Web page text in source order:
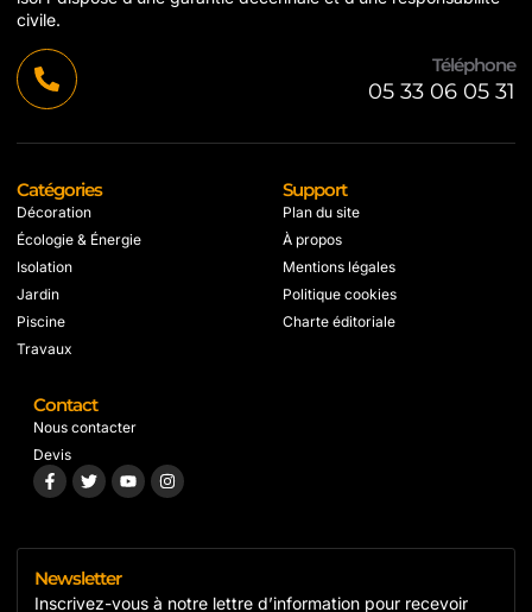
civile.
Téléphone
05 33 06 05 31
Catégories
Décoration
Écologie & Énergie
Isolation
Jardin
Piscine
Travaux
Support
Plan du site
À propos
Mentions légales
Politique cookies
Charte éditoriale
Contact
Nous contacter
Devis
Newsletter
Inscrivez-vous à notre lettre d’information pour recevoir